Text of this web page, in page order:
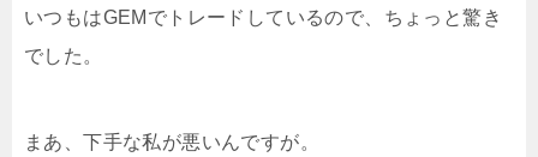
いつもはGEMでトレードしているので、ちょっと驚き
でした。
まあ、下手な私が悪いんですが。